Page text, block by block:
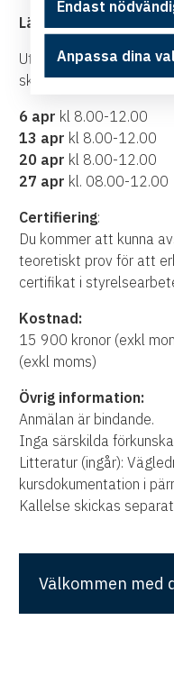
Lärare:
Utbildningen är
sker digitalt..
6 apr kl 8.00-12.00
13 apr kl 8.00-12.00
20 apr kl 8.00-12.00
27 apr kl. 08.00-12.00
Certifiering:
Du kommer att kunna
teoretiskt prov för att
certifikat i
Kostnad:
15 900 kronor (exkl
(exkl moms)
Övrig information:
Anmälan är bindande.
Inga särskilda
Litteratur (ingår):
kursdokumentation i
Kallelse skickas
Välkommen med
Endast
Anpassa dina